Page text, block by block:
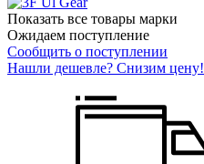
Показать все товары марки
Ожидаем поступление
Сообщить о поступлении
Нашли дешевле? Снизим цену!